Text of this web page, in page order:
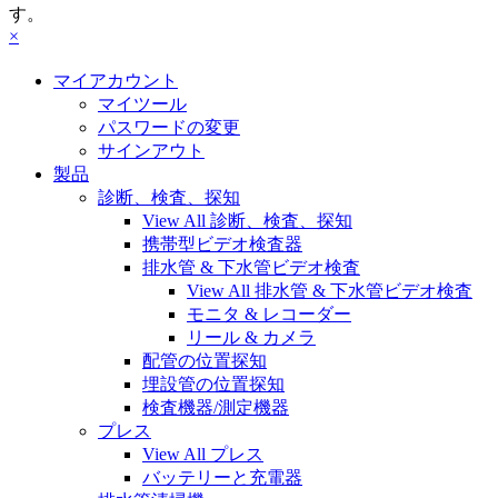
す。
×
マイアカウント
マイツール
パスワードの変更
サインアウト
製品
診断、検査、探知
View All 診断、検査、探知
携帯型ビデオ検査器
排水管 & 下水管ビデオ検査
View All 排水管 & 下水管ビデオ検査
モニタ & レコーダー
リール & カメラ
配管の位置探知
埋設管の位置探知
検査機器/測定機器
プレス
View All プレス
バッテリーと充電器